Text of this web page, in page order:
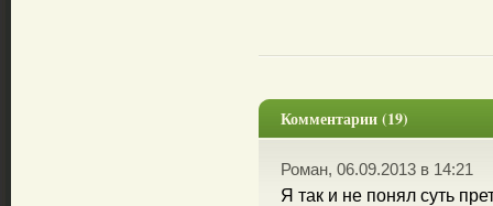
Комментарии (19)
Роман, 06.09.2013 в 14:21
Я так и не понял суть